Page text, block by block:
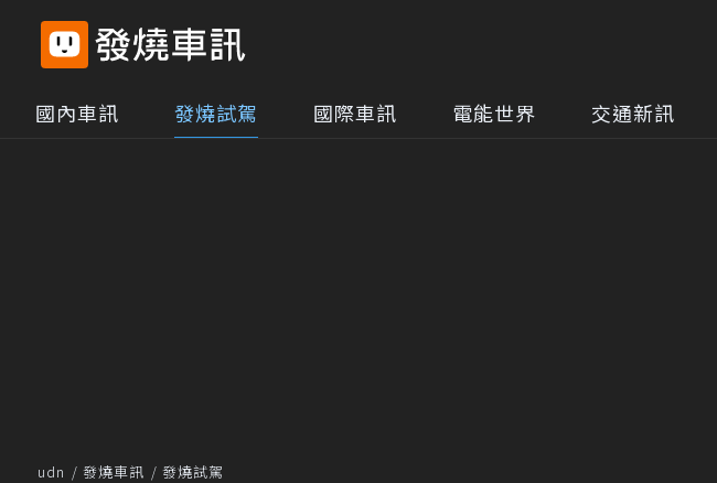
國內車訊 發燒試駕 國際車訊 電能世界 交通新訊
udn 發燒車訊 發燒試駕